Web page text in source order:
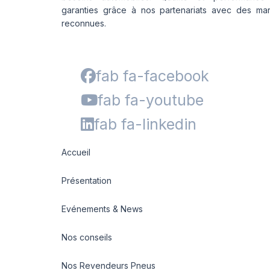
garanties grâce à nos partenariats avec des
reconnues.
fab fa-facebook
fab fa-youtube
fab fa-linkedin
Accueil
Présentation
Evénements & News
Nos conseils
Nos Revendeurs Pneus